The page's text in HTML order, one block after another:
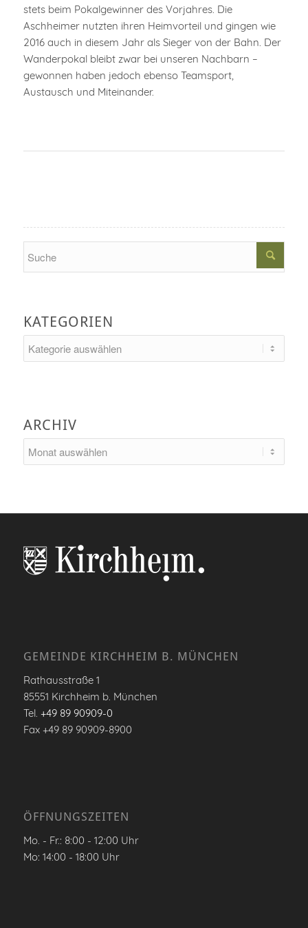
stets beim Pokalgewinner des Vorjahres. Die
Aschheimer nutzten ihren Heimvorteil und gingen wie
2016 auch in diesem Jahr als Sieger von der Bahn. Der
Wanderpokal bleibt zwar bei unseren Nachbarn –
gewonnen haben jedoch ebenso Teamsport,
Austausch und Miteinander.
KATEGORIEN
ARCHIV
GEMEINDE KIRCHHEIM B. MÜNCHEN
Rathausstraße 1
85551 Kirchheim b. München
Tel. +49 89 90909-0
Fax +49 89 90909-8900
ÖFFNUNGSZEITEN
Mo. - Fr.: 8:00 - 12:00 Uhr
Mo: 14:00 - 18:00 Uhr